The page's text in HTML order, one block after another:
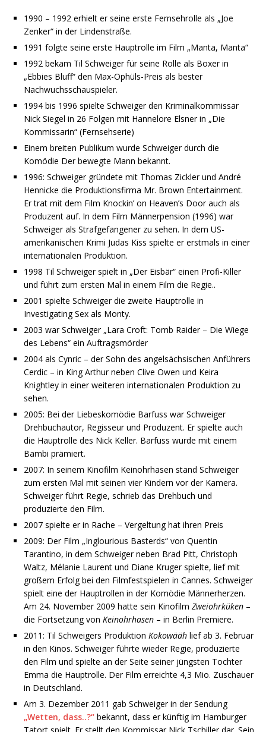
1990 – 1992 erhielt er seine erste Fernsehrolle als „Joe
Zenker“ in der Lindenstraße.
1991 folgte seine erste Hauptrolle im Film „Manta, Manta“
1992 bekam Til Schweiger für seine Rolle als Boxer in
„Ebbies Bluff“ den Max-Ophüls-Preis als bester
Nachwuchsschauspieler.
1994 bis 1996 spielte Schweiger den Kriminalkommissar
Nick Siegel in 26 Folgen mit Hannelore Elsner in „Die
Kommissarin“ (Fernsehserie)
Einem breiten Publikum wurde Schweiger durch die
Komödie Der bewegte Mann bekannt.
1996: Schweiger gründete mit Thomas Zickler und André
Hennicke die Produktionsfirma Mr. Brown Entertainment.
Er trat mit dem Film Knockin’ on Heaven’s Door auch als
Produzent auf. In dem Film Männerpension (1996) war
Schweiger als Strafgefangener zu sehen. In dem US-
amerikanischen Krimi Judas Kiss spielte er erstmals in einer
internationalen Produktion.
1998 Til Schweiger spielt in „Der Eisbär“ einen Profi-Killer
und führt zum ersten Mal in einem Film die Regie..
2001 spielte Schweiger die zweite Hauptrolle in
Investigating Sex als Monty.
2003 war Schweiger „Lara Croft: Tomb Raider – Die Wiege
des Lebens“ ein Auftragsmörder
2004 als Cynric – der Sohn des angelsächsischen Anführers
Cerdic – in King Arthur neben Clive Owen und Keira
Knightley in einer weiteren internationalen Produktion zu
sehen.
2005: Bei der Liebeskomödie Barfuss war Schweiger
Drehbuchautor, Regisseur und Produzent. Er spielte auch
die Hauptrolle des Nick Keller. Barfuss wurde mit einem
Bambi prämiert.
2007: In seinem Kinofilm Keinohrhasen stand Schweiger
zum ersten Mal mit seinen vier Kindern vor der Kamera.
Schweiger führt Regie, schrieb das Drehbuch und
produzierte den Film.
2007 spielte er in Rache – Vergeltung hat ihren Preis
2009: Der Film „Inglourious Basterds“ von Quentin
Tarantino, in dem Schweiger neben Brad Pitt, Christoph
Waltz, Mélanie Laurent und Diane Kruger spielte, lief mit
großem Erfolg bei den Filmfestspielen in Cannes. Schweiger
spielt eine der Hauptrollen in der Komödie Männerherzen.
Am 24. November 2009 hatte sein Kinofilm Zweiohrküken –
die Fortsetzung von Keinohrhasen – in Berlin Premiere.
2011: Til Schweigers Produktion Kokowääh lief ab 3. Februar
in den Kinos. Schweiger führte wieder Regie, produzierte
den Film und spielte an der Seite seiner jüngsten Tochter
Emma die Hauptrolle. Der Film erreichte 4,3 Mio. Zuschauer
in Deutschland.
Am 3. Dezember 2011 gab Schweiger in der Sendung
„Wetten, dass..?“ bekannt, dass er künftig im Hamburger